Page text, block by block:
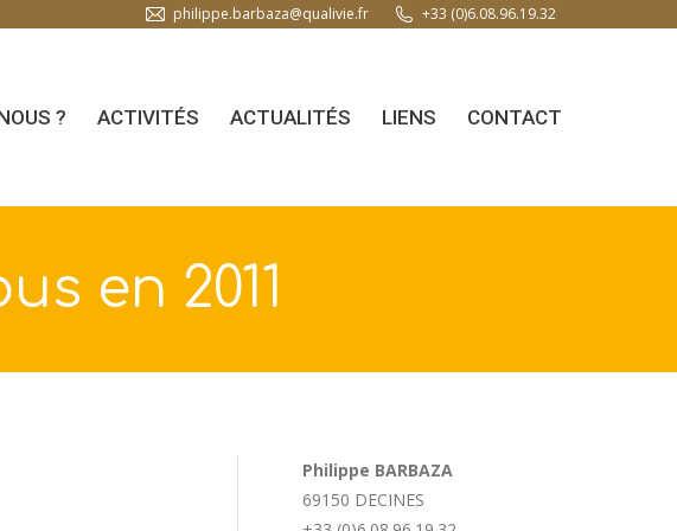
philippe.barbaza@qualivie.fr +33 (0)6.08.96.19.32
? ACTIVITÉS ACTUALITÉS LIENS CONTACT
en 2011
Philippe BARBAZA
69150 DECINES